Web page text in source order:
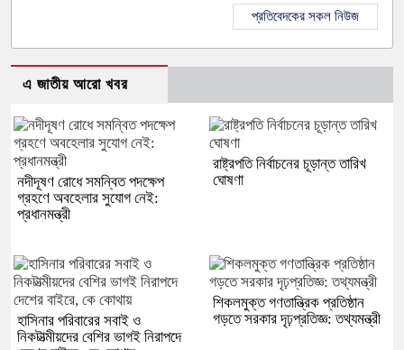
প্রতিবেদকের সকল নিউজ
এ জাতীয় আরো খবর
নদীদূষণ রোধে সমন্বিত পদক্ষেপ
গ্রহণে অবহেলার সুযোগ নেই:
প্রধানমন্ত্রী
রাষ্ট্রপতি নির্বাচনের চূড়ান্ত তারিখ
ঘোষণা
হাসিনার পরিবারের সবাই ও
নিকটাত্মীয়দের বেশির ভাগই নিরাপদে
শিকলমুক্ত গণতান্ত্রিক প্রতিষ্ঠান
গড়তে সরকার দৃঢ়প্রতিজ্ঞ: তথ্যমন্ত্রী